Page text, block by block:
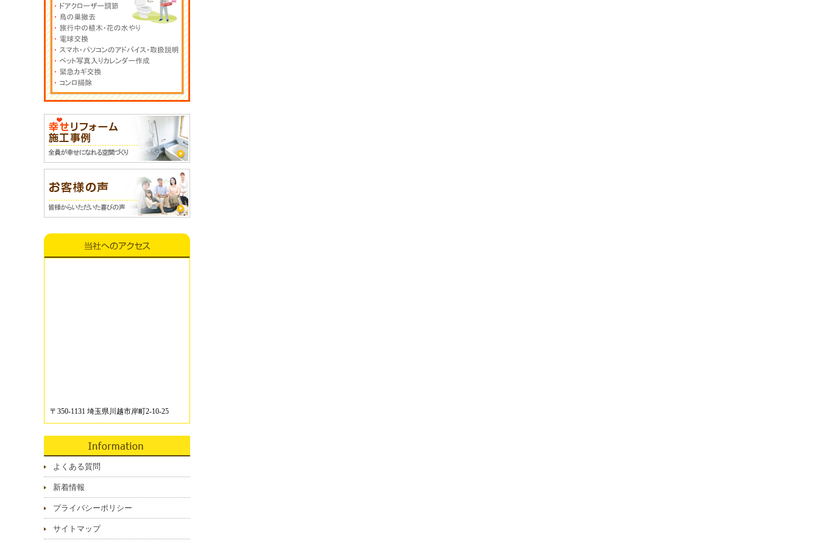
〒350-1131 埼玉県川越市岸町2-10-25
よくある質問
新着情報
プライバシーポリシー
サイトマップ